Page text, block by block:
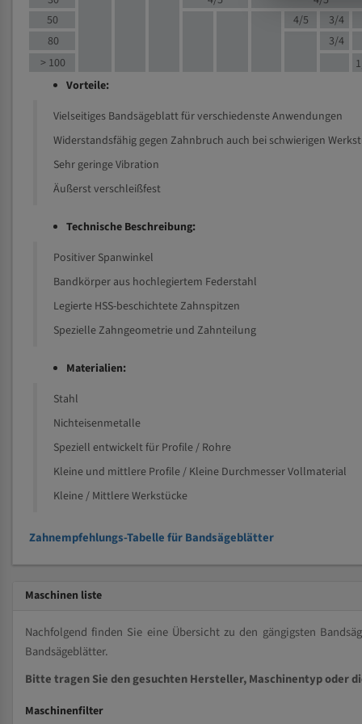
50
4/5 3/4
80
3/4
> 100
Vorteile:
Vielseitiges Bandsägeblatt für verschiedenste Anwendungen
Widerstandsfähig gegen Zahnbruch auch bei schwierigen
Sehr geringe Vibration
Äußerst verschleißfest
Technische Beschreibung:
Positiver Spanwinkel
Bandkörper aus hochlegiertem Federstahl
Legierte HSS-beschichtete Zahnspitzen
Spezielle Zahngeometrie und Zahnteilung
Materialien:
Stahl
Nichteisenmetalle
Speziell entwickelt für Profile / Rohre
Kleine und mittlere Profile / Kleine Durchmesser Vollmaterial
Kleine / Mittlere Werkstücke
Zahnempfehlungs-Tabelle für Bandsägeblätter
Maschinen liste
Nachfolgend finden Sie eine Übersicht zu den gängigsten
Bandsägeblätter.
Bitte tragen Sie den gesuchten Hersteller, Maschinentyp oder
Maschinenfilter